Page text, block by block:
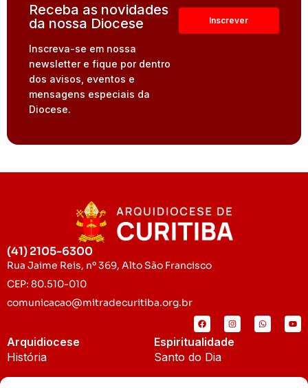
Receba as novidades
da nossa Diocese
Inscreva-se em nossa
newsletter e fique por dentro
dos avisos, eventos e
mensagens especiais da
Diocese.
(41) 2105-6300
Rua Jaime Reis, nº 369, Alto São Francisco
CEP: 80.510-010
comunicacao@mitradecuritiba.org.br
Arquidiocese
História
Espiritualidade
Santo do Dia